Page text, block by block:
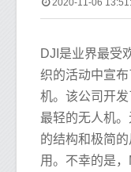
2020-11-06
DJI是业界最受
织的活动中宣布
机。该公司开
最轻的无人机
的结构和极简
用。不幸的是，